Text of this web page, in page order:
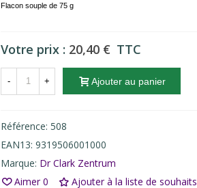
Flacon souple de 75 g
Votre prix : 20,40 € TTC
- + Ajouter au panier
Référence: 508
EAN13: 9319506001000
Marque: Dr Clark Zentrum
Aimer 0 Ajouter à la liste de souhaits